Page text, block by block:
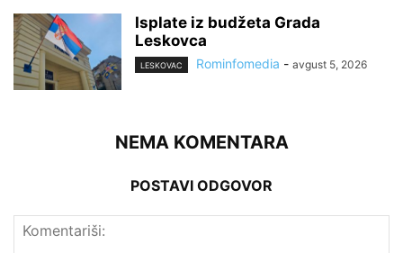
Isplate iz budžeta Grada
Leskovca
LESKOVAC Rominfomedia - avgust 5, 2026
NEMA KOMENTARA
POSTAVI ODGOVOR